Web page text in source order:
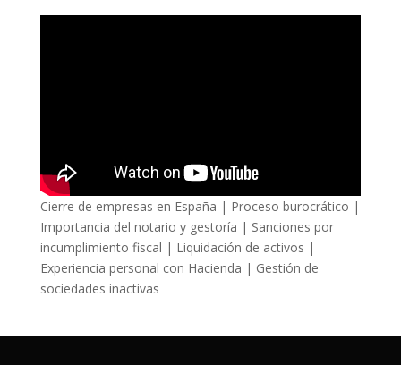
Cierre de empresas en España | Proceso burocrático |
Importancia del notario y gestoría | Sanciones por
incumplimiento fiscal | Liquidación de activos |
Experiencia personal con Hacienda | Gestión de
sociedades inactivas